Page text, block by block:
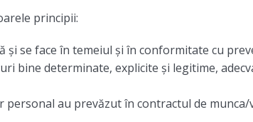
principii:
se face în temeiul şi în conformitate cu
bine determinate, explicite şi legitime,
personal au prevăzut în contractul de